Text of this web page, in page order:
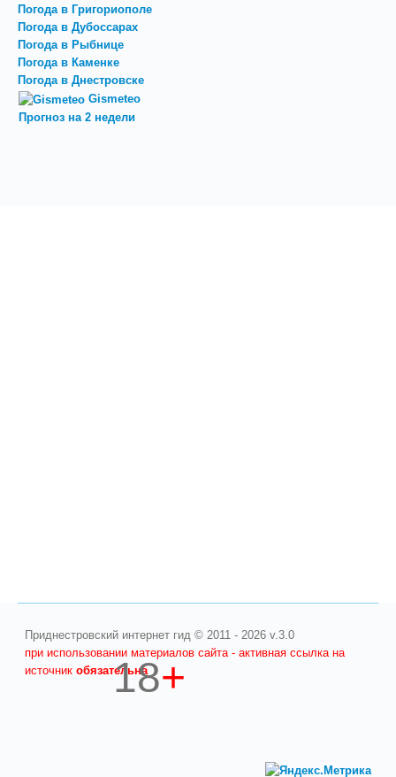
Погода в Григориополе
Погода в Дубоссарах
Погода в Рыбнице
Погода в Каменке
Погода в Днестровске
Gismeteo
Прогноз на 2 недели
Приднестровский интернет гид © 2011 - 2026 v.3.0
при использовании материалов сайта - активная ссылка на
источникобязательна
18+